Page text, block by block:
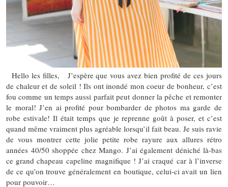
Hello les filles, J’espère que vous avez bien profité de ces jours
de chaleur et de soleil ! Ils ont inondé mon coeur de bonheur, c’est
fou comme un temps aussi parfait peut donner la pêche et remonter
le moral! J’en ai profité pour bombarder de photos ma garde de
robe estivale! Il était temps que je reprenne goût à poser, et c’est
quand même vraiment plus agréable lorsqu’il fait beau. Je suis ravie
de vous montrer cette jolie petite robe rayure aux allures rétro
années 40/50 shoppée chez Mango. J’ai également déniché là-bas
ce grand chapeau capeline magnifique ! J’ai craqué car à l’inverse
de ce qu’on trouve généralement en boutique, celui-ci avait un lien
pour pouvoir…